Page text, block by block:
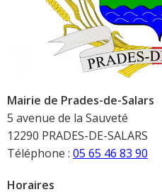
Mairie de Prades-de-Salars
5 avenue de la Sauveté
12290 PRADES-DE-SALARS
Téléphone : 05 65 46 83 90
Horaires